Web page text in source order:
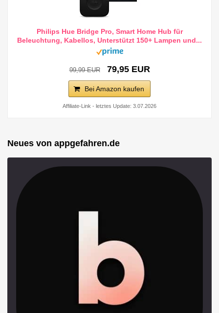
Philips Hue Bridge Pro, Smart Home Hub für
Beleuchtung, Kabellos, Unterstützt 150+ Lampen und...
99,99 EUR 79,95 EUR
Bei Amazon kaufen
Affiliate-Link - letztes Update: 3.07.2026
Neues von appgefahren.de